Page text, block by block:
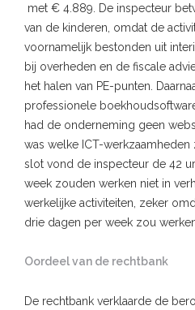
met € 4.889. De inspecteur
van de kinderen, omdat de
voornamelijk bestonden uit
bij overheden en de fiscale
het halen van PE-punten.
professionele
had de onderneming geen
was welke ICT-
slot vond de inspecteur de 42
week zouden werken niet in
werkelijke activiteiten, zeker
drie dagen per week zou
Oordeel van de rechtbank
De rechtbank verklaarde de